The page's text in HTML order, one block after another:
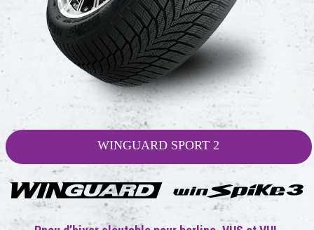
WINGUARD SPORT 2